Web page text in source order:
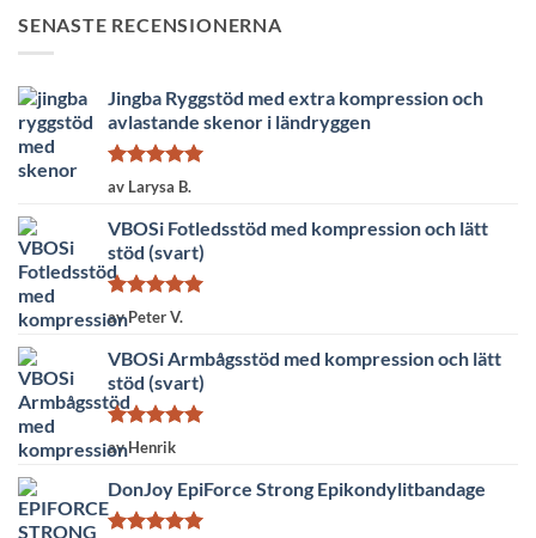
SENASTE RECENSIONERNA
Jingba Ryggstöd med extra kompression och
avlastande skenor i ländryggen
Betygsatt
av Larysa B.
VBOSi Fotledsstöd med kompression och lätt
stöd (svart)
Betygsatt
av 5
av Peter V.
VBOSi Armbågsstöd med kompression och lätt
stöd (svart)
Betygsatt
av 5
av Henrik
DonJoy EpiForce Strong Epikondylitbandage